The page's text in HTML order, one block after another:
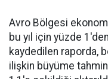
Avro Bölgesi
bu yıl için yüzde
kaydedilen raporda,
ilişkin büyüme